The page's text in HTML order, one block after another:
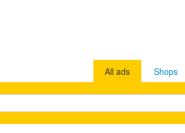
Shops
All ads